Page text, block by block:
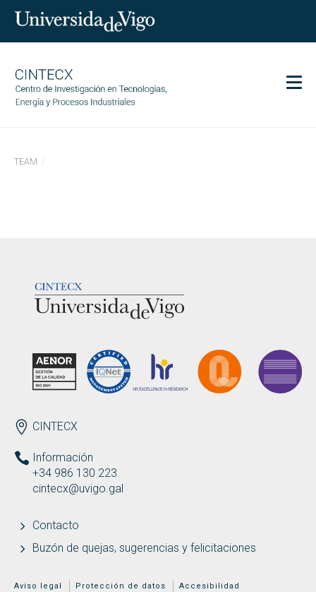
Investigación
Igualdad
GL EN Search
por:
BUSCAR
TEAM
ENDEREZO ES
CINTECX
Información
+34 986 130 223
cintecx@uvigo.gal
Contacto
Buzón de quejas, sugerencias y felicitaciones
MENÚ ADICIONAL
Aviso legal Protección de datos Accesibilidad